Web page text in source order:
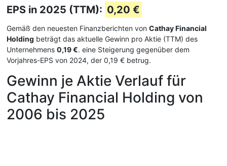
EPS in 2025 (TTM): 0,20 €
Gemäß den neuesten Finanzberichten von Cathay Financial
Holding beträgt das aktuelle Gewinn pro Aktie (TTM) des
Unternehmens 0,19 €. eine Steigerung gegenüber dem
Vorjahres-EPS von 2024, der 0,19 € betrug.
Gewinn je Aktie Verlauf für
Cathay Financial Holding von
2006 bis 2025